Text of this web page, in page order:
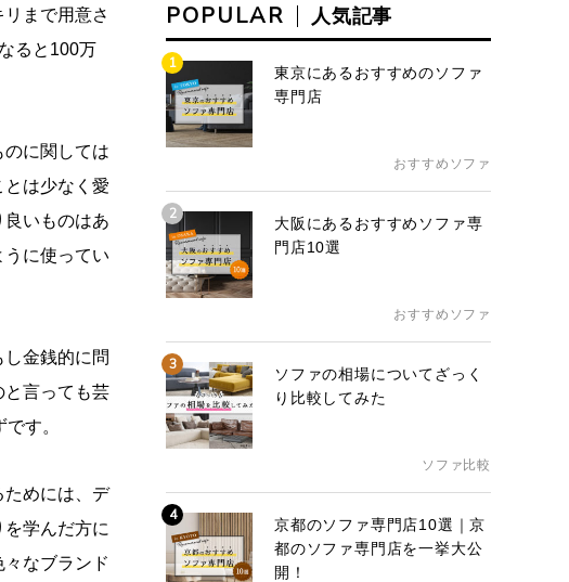
まで用意さ
ると 100万
に関しては
は少なく愛
いものはあ
に使ってい
金銭的に問
と言っても芸
す。
ためには、デ
学んだ方に
なブランド
POPULAR 人気記事
1
東京にあるおすすめのソファ
専門店
おすすめソファ
2
大阪にあるおすすめソファ専
門店10選
おすすめソファ
3
ソファの相場についてざっく
り比較してみた
ソファ比較
4
京都のソファ専門店10選｜京
都のソファ専門店を一挙大公
開！